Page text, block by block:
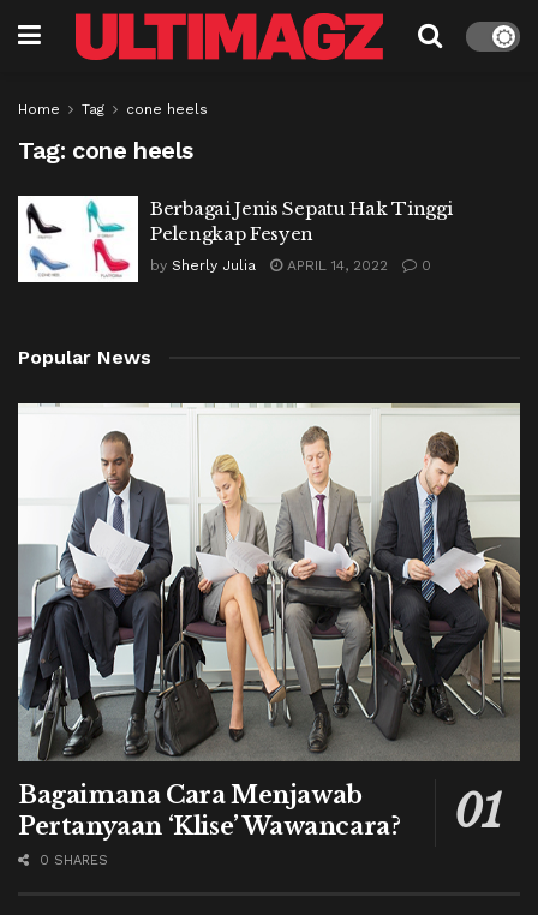
Home Tag cone heels
Tag: cone heels
Berbagai Jenis Sepatu Hak Tinggi
Pelengkap Fesyen
by Sherly Julia APRIL 14, 2022 0
Popular News
Bagaimana Cara Menjawab
Pertanyaan ‘Klise’ Wawancara?
0 SHARES